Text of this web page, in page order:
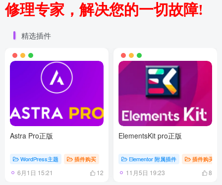
修理专家，解决您的一切故障!
精选插件
Astra Pro正版
WordPress主题 插件购买
6月1日 15:21 12
ElementsKit pro正版
Elementor 附属插件 插件购买
11月5日 19:23 8